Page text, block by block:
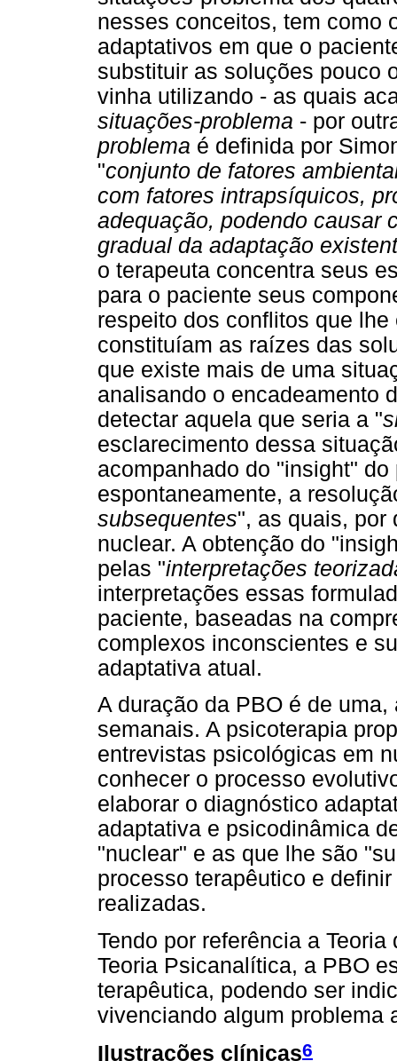
nesses conceitos, tem como
adaptativos em que o
substituir as soluções pouco
vinha utilizando - as quais
situações-problema - por
problema é definida por
"conjunto de fatores
com fatores intrapsíquicos,
adequação, podendo causar
gradual da adaptação
o terapeuta concentra seus
para o paciente seus
respeito dos conflitos que
constituíam as raízes das
que existe mais de uma
analisando o encadeamento
detectar aquela que seria a "
esclarecimento dessa
acompanhado do "insight"
espontaneamente, a
subsequentes", as quais, por
nuclear. A obtenção do
pelas "interpretações
interpretações essas
paciente, baseadas na
complexos inconscientes e
adaptativa atual.
A duração da PBO é de
semanais. A psicoterapia
entrevistas psicológicas em
conhecer o processo
elaborar o diagnóstico
adaptativa e psicodinâmica
"nuclear" e as que lhe são
processo terapêutico e
realizadas.
Tendo por referência a
Teoria Psicanalítica, a PBO
terapêutica, podendo ser
vivenciando algum problema
Ilustrações clínicas6